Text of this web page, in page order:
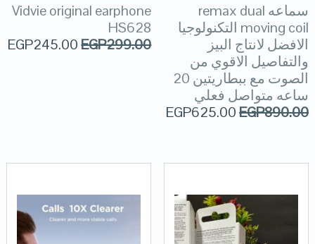
سماعه remax dual
moving coil التكنولوجيا
الافضل لانتاج البيز
والتفاصيل الاقوي من
الصوت مع ببطاريتين 20
ساعه متواصل فعلي
EGP890.00
EGP625.00
Vidvie original earphone
HS628
EGP299.00
EGP245.00